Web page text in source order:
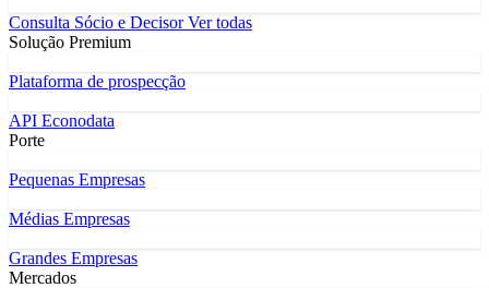
Consulta Sócio e DecisorVer todas
Solução Premium
Plataforma de prospecção
API Econodata
Porte
Pequenas Empresas
Médias Empresas
Grandes Empresas
Mercados